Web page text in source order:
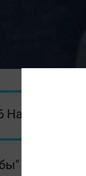
Наурыз 2025,
КМҚК